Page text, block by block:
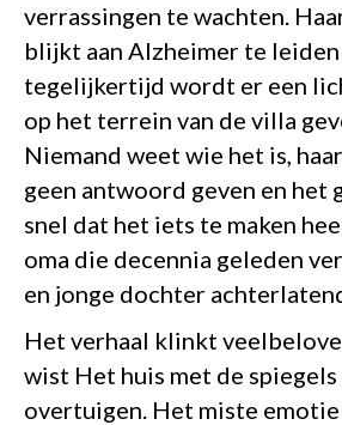
verrassingen te wachten.
blijkt aan Alzheimer te leiden
tegelijkertijd wordt er een
op het terrein van de villa
Niemand weet wie het is,
geen antwoord geven en het
snel dat het iets te maken
oma die decennia geleden
en jonge dochter
Het verhaal klinkt
wist Het huis met de
overtuigen. Het miste